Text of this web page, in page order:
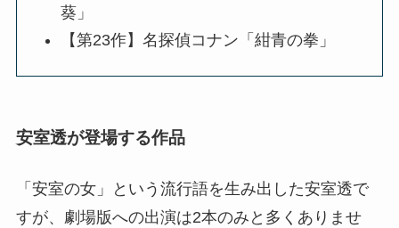
葵」
【第23作】名探偵コナン「紺青の拳」
安室透が登場する作品
「安室の女」という流行語を生み出した安室透で
すが、劇場版への出演は2本のみと多くありませ